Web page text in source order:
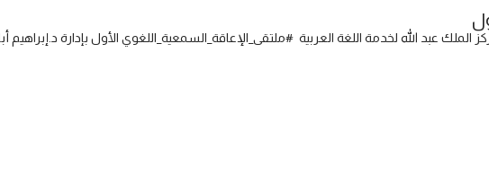
عبد الله لخدمة اللغة العربية #ملتقى_الإعاقة_السمعية_اللغوي الأول بإدارة د.إبراهيم